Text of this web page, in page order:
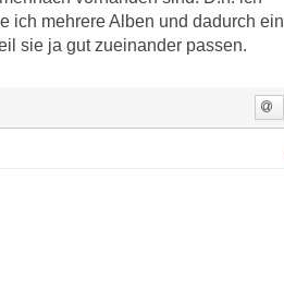
ich mehrere Alben und dadurch ein
sie ja gut zueinander passen.